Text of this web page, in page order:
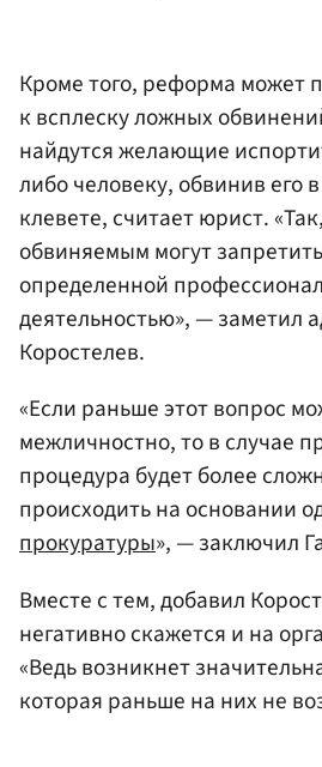
Кроме того, реформа может
к всплеску ложных
найдутся желающие
либо человеку, обвинив его
клевете, считает юрист.
обвиняемым могут
определенной
деятельностью», — заметил
Коростелев.
«Если раньше этот вопрос
межличностно, то в случае
процедура будет более
происходить на основании
прокуратуры», — заключил
Вместе с тем, добавил
негативно скажется и на
«Ведь возникнет
которая раньше на них не